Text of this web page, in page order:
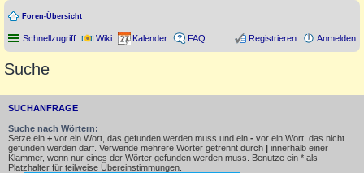
Foren-Übersicht
Schnellzugriff Wiki Kalender FAQ Anmelden
Registrieren
Suche
SUCHANFRAGE
Suche nach Wörtern:
Setze ein + vor ein Wort, das gefunden werden muss und ein - vor ein Wort, das nicht
gefunden werden darf. Verwende mehrere Wörter getrennt durch | innerhalb einer
Klammer, wenn nur eines der Wörter gefunden werden muss. Benutze ein * als
Platzhalter für teilweise Übereinstimmungen.